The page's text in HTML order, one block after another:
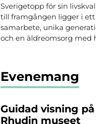
Sverigetopp för sin
till framgången ligger i
samarbete, unika
och en äldreomsorg med
Evenemang
Guidad visning
Rhudin museet